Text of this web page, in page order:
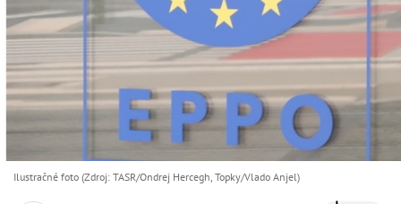
Ilustračné foto (Zdroj: TASR/Ondrej Hercegh, Topky/Vlado Anjel)